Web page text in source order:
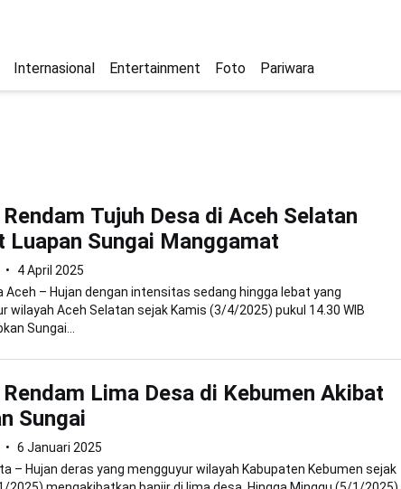
Internasional Entertainment Foto Pariwara
Tujuh Desa di Aceh Selatan
Luapan Sungai Manggamat
4 April 2025
Aceh – Hujan dengan intensitas sedang hingga lebat yang
wilayah Aceh Selatan sejak Kamis (3/4/2025) pukul 14.30 WIB
Sungai...
Lima Desa di Kebumen Akibat
Sungai
6 Januari 2025
– Hujan deras yang mengguyur wilayah Kabupaten Kebumen sejak